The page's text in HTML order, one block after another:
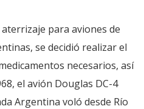
para aviones de
se decidió realizar el
necesarios, así
el avión Douglas DC-4
Argentina voló desde Río